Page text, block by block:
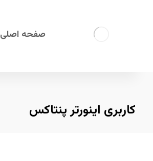
صفحه اصلی
کاربری اینورتر پنتاکس